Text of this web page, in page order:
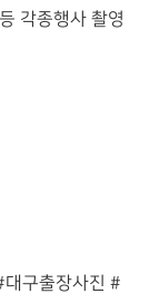
각종행사 촬영
구출장사진 #